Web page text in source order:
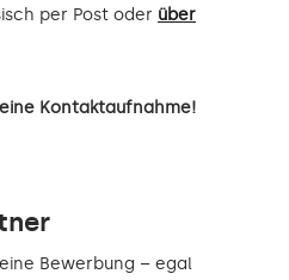
per Post oder über
Kontaktaufnahme!
Bewerbung – egal